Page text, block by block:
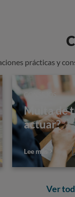
prácticas y
Multa de
actuar?
Lee más
Ver